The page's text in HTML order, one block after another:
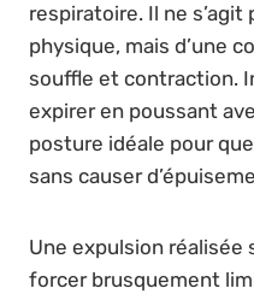
respiratoire. Il ne s’agit
physique, mais d’une
souffle et contraction.
expirer en poussant
posture idéale pour
sans causer
Une expulsion réalisée
forcer brusquement